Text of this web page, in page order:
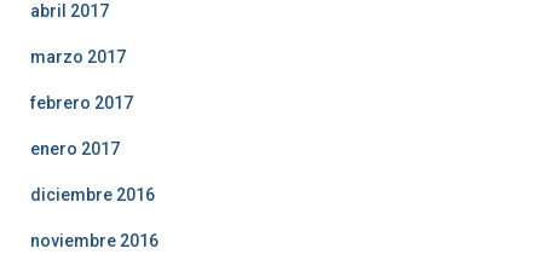
abril 2017
marzo 2017
febrero 2017
enero 2017
diciembre 2016
noviembre 2016